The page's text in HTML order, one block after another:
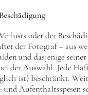
oder der
der Fotograf – aus
und dasjenige
der Auswahl. Jede
ist) beschränkt.
und Aufenthaltsspesen